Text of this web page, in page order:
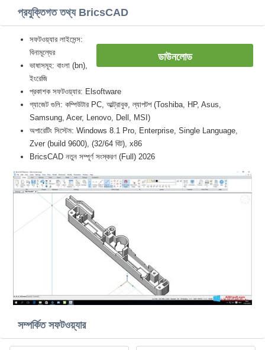
প্রযুক্তিগত তথ্য BricsCAD
ডাউনলোড
সফটওয়্যার লাইসেন্স:
বিনামূল্যের
ভাষাসমূহ: বাংলা (bn),
ইংরেজি
প্রকাশক সফটওয়্যার: Elsoftware
গ্যাজেট গুলি: কম্পিউটার PC, আল্ট্রাবুক, ল্যাপটপ (Toshiba, HP, Asus,
Samsung, Acer, Lenovo, Dell, MSI)
অপারেটিং সিস্টেম: Windows 8.1 Pro, Enterprise, Single Language,
Zver (build 9600), (32/64 বিট), x86
BricsCAD নতুন সম্পূর্ণ সংস্করণ (Full) 2026
সম্পর্কিত সফটওয়্যার